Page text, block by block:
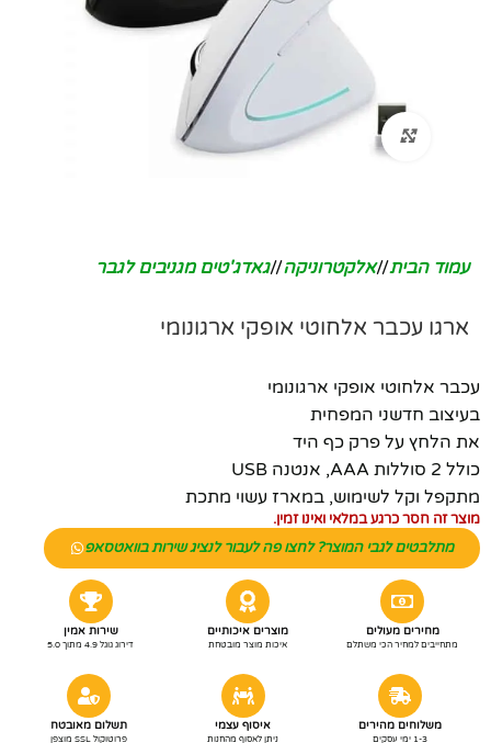
לחץ להגדלה
עמוד הבית/ אלקטרוניקה/ גאדג'טים מגניבים לגבר
ארגו עכבר אלחוטי אופקי ארגונומי
עכבר אלחוטי אופקי ארגונומי
בעיצוב חדשני המפחית
את הלחץ על פרק כף היד
כולל 2 סוללות AAA, אנטנה USB
מתקפל וקל לשימוש, במארז עשוי מתכת
מוצר זה חסר כרגע במלאי ואינו זמין.
מתלבטים לגבי המוצר? לחצו פה לעבור לנציג שירות בוואטסאפ
מחירים מעולים
מתחייבים למחיר הכי משתלם
מוצרים איכותיים
איכות מוצר מובטחת
שירות אמין
דירוג גוגל 4.9 מתוך 5.0
משלוחים מהירים
1-3 ימי עסקים
איסוף עצמי
ניתן לאסוף מהחנות
תשלום מאובטח
פרוטוקול SSL מוצפן